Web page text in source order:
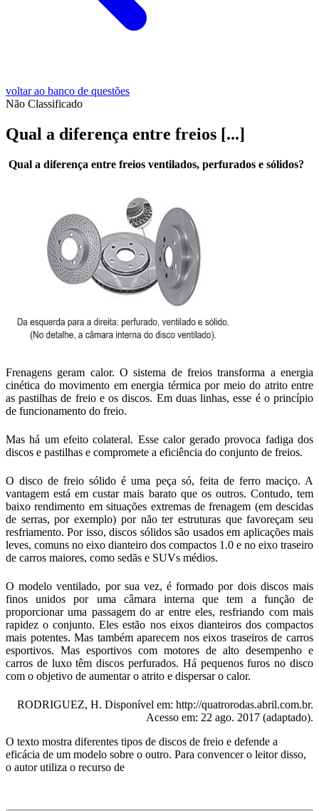
voltar ao banco de questões
Não Classificado
Qual a diferença entre freios [...]
Qual a diferença entre freios ventilados, perfurados e sólidos?
Frenagens geram calor. O sistema de freios transforma a energia
cinética do movimento em energia térmica por meio do atrito entre
as pastilhas de freio e os discos. Em duas linhas, esse é o princípio
de funcionamento do freio.
Mas há um efeito colateral. Esse calor gerado provoca fadiga dos
discos e pastilhas e compromete a eficiência do conjunto de freios.
O disco de freio sólido é uma peça só, feita de ferro maciço. A
vantagem está em custar mais barato que os outros. Contudo, tem
baixo rendimento em situações extremas de frenagem (em descidas
de serras, por exemplo) por não ter estruturas que favoreçam seu
resfriamento. Por isso, discos sólidos são usados em aplicações mais
leves, comuns no eixo dianteiro dos compactos 1.0 e no eixo traseiro
de carros maiores, como sedãs e SUVs médios.
O modelo ventilado, por sua vez, é formado por dois discos mais
finos unidos por uma câmara interna que tem a função de
proporcionar uma passagem do ar entre eles, resfriando com mais
rapidez o conjunto. Eles estão nos eixos dianteiros dos compactos
mais potentes. Mas também aparecem nos eixos traseiros de carros
esportivos. Mas esportivos com motores de alto desempenho e
carros de luxo têm discos perfurados. Há pequenos furos no disco
com o objetivo de aumentar o atrito e dispersar o calor.
RODRIGUEZ, H. Disponível em: http://quatrorodas.abril.com.br.
Acesso em: 22 ago. 2017 (adaptado).
O texto mostra diferentes tipos de discos de freio e defende a
eficácia de um modelo sobre o outro. Para convencer o leitor disso,
o autor utiliza o recurso de